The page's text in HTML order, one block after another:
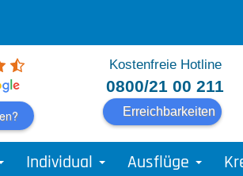
Kostenfreie Hotline
0800/21 00 211
Erreichbarkeiten
Individual Ausflüge